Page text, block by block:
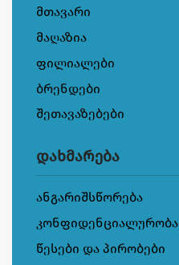
მთავარი
მაღაზია
ფილიალები
ბრენდები
შეთავაზებები
დახმარება
ანგარიშსწორება
კონფიდენციალურობა
წესები და პირობები